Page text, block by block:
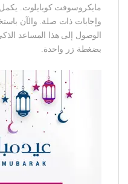
مايكروسوفت كوبايلوت.
وإجابات ذات صلة. والآن
الوصول إلى هذا المساعد
بضغطة زر واحدة.